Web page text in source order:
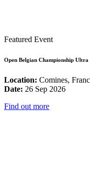
Featured Event
Open Belgian Championship Ultra
Location: Comines,
Date: 26 Sep 2026
Find out more